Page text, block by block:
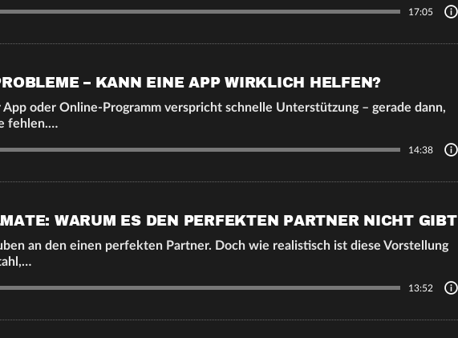
17:05
– KANN EINE APP WIRKLICH HELFEN?
App oder Online-Programm verspricht schnelle Unterstützung – gerade dann,
fehlen.…
14:38
WARUM ES DEN PERFEKTEN PARTNER NICHT GIBT
an den einen perfekten Partner. Doch wie realistisch ist diese Vorstellung
13:52